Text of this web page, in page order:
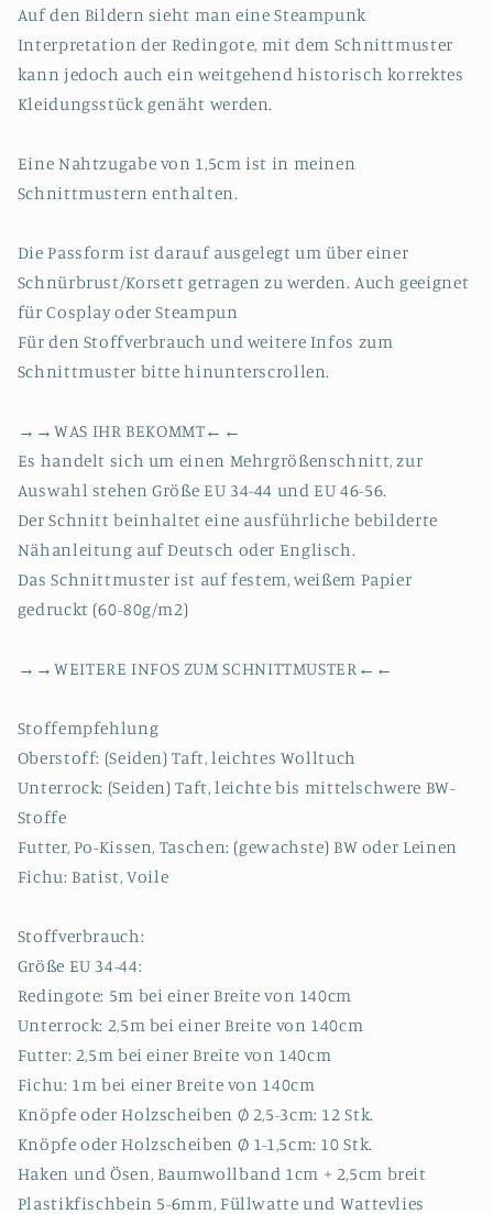
Auf den Bildern sieht man eine Steampunk
Interpretation der Redingote, mit dem Schnittmuster
kann jedoch auch ein weitgehend historisch korrektes
Kleidungsstück genäht werden.
Eine Nahtzugabe von 1,5cm ist in meinen
Schnittmustern enthalten.
Die Passform ist darauf ausgelegt um über einer
Schnürbrust/Korsett getragen zu werden. Auch geeignet
für Cosplay oder Steampun
Für den Stoffverbrauch und weitere Infos zum
Schnittmuster bitte hinunterscrollen.
→→WAS IHR BEKOMMT←←
Es handelt sich um einen Mehrgrößenschnitt, zur
Auswahl stehen Größe EU 34-44 und EU 46-56.
Der Schnitt beinhaltet eine ausführliche bebilderte
Nähanleitung auf Deutsch oder Englisch.
Das Schnittmuster ist auf festem, weißem Papier
gedruckt (60-80g/m2)
→→WEITERE INFOS ZUM SCHNITTMUSTER←←
Stoffempfehlung
Oberstoff: (Seiden) Taft, leichtes Wolltuch
Unterrock: (Seiden) Taft, leichte bis mittelschwere BW-
Stoffe
Futter, Po-Kissen, Taschen: (gewachste) BW oder Leinen
Fichu: Batist, Voile
Stoffverbrauch:
Größe EU 34-44:
Redingote: 5m bei einer Breite von 140cm
Unterrock: 2,5m bei einer Breite von 140cm
Futter: 2,5m bei einer Breite von 140cm
Fichu: 1m bei einer Breite von 140cm
Knöpfe oder Holzscheiben Ø 2,5-3cm: 12 Stk.
Knöpfe oder Holzscheiben Ø 1-1,5cm: 10 Stk.
Haken und Ösen, Baumwollband 1cm + 2,5cm breit
Plastikfischbein 5-6mm, Füllwatte und Wattevlies